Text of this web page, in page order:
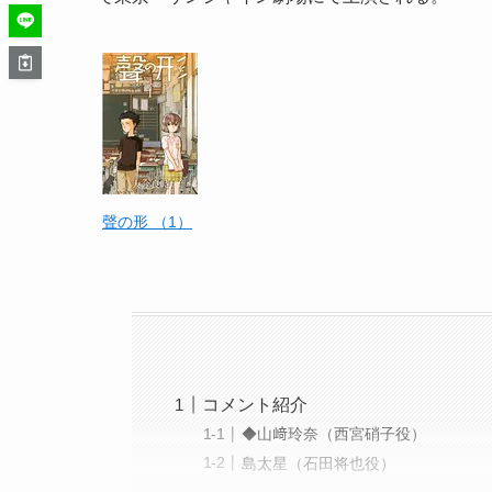
聲の形 （1）
コメント紹介
◆山﨑玲奈（西宮硝子役）
島太星（石田将也役）